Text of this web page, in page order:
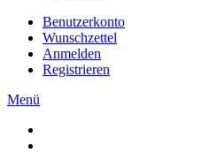
Benutzerkonto
Wunschzettel
Anmelden
Registrieren
Menü